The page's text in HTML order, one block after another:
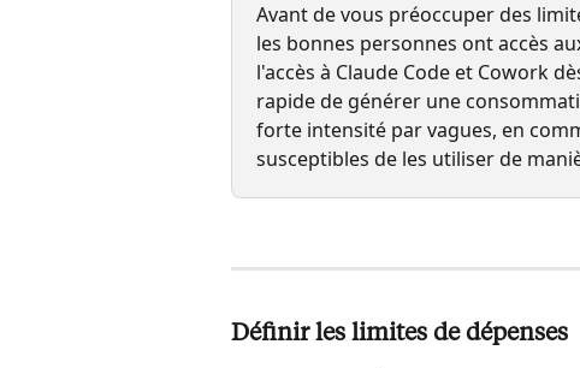
Avant de vous préoccuper des
les bonnes personnes ont accès
l'accès à Claude Code et Cowork
rapide de générer une
forte intensité par vagues, en
susceptibles de les utiliser de
Définir les limites de dépenses